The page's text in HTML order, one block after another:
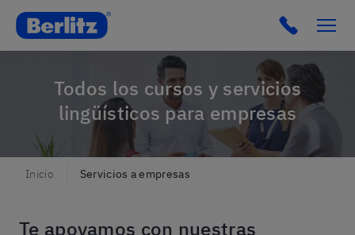
Berlitz Spain Click to
Todos los cursos y servicios
lingüísticos para empresas
Inicio Servicios a empresas
Te apoyamos con nuestras